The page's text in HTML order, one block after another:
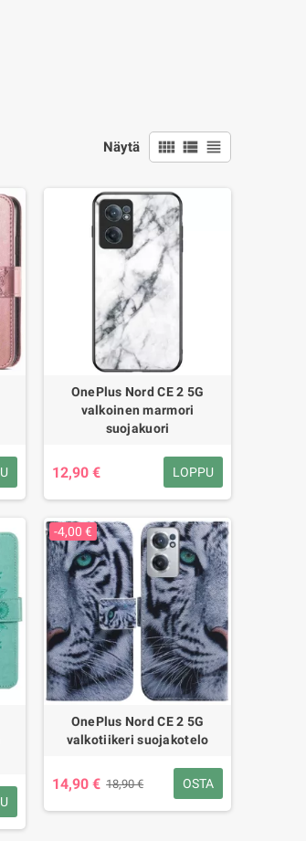
Näytä view_comfy view_list view_headline
OnePlus Nord CE 2 5G
valkoinen marmori
suojakuori
12,90 € LOPPU
-4,00 €
OnePlus Nord CE 2 5G
valkotiikeri suojakotelo
14,90 € 18,90 € OSTA